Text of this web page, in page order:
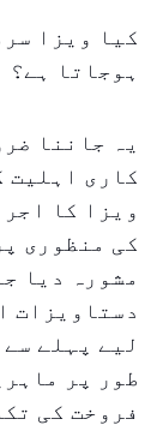
کیا ویزا
ہوجاتا ہے؟
یہ جاننا
کاری اہلیت
ویزا کا
کی منظوری
مشورہ دیا
دستاویزات
لیے پہلے
طور پر
فروخت کی